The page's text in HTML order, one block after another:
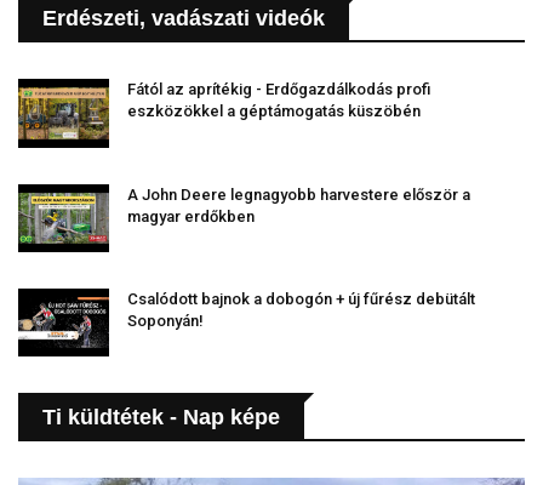
Erdészeti, vadászati videók
Fától az aprítékig - Erdőgazdálkodás profi
eszközökkel a géptámogatás küszöbén
A John Deere legnagyobb harvestere először a
magyar erdőkben
Csalódott bajnok a dobogón + új fűrész debütált
Soponyán!
Ti küldtétek - Nap képe